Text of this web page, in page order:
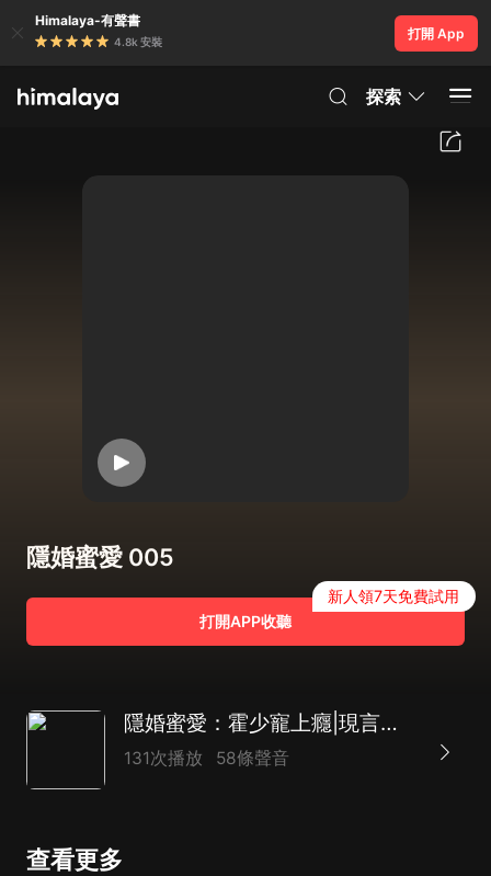
Himalaya-有聲書
4.8k 安裝
打開 App
探索
隱婚蜜愛 005
打開APP收聽
新人領7天免費試用
隱婚蜜愛：霍少寵上癮|現言豪門甜寵
131次播放 58條聲音
查看更多